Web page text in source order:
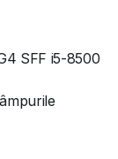
SFF i5-8500